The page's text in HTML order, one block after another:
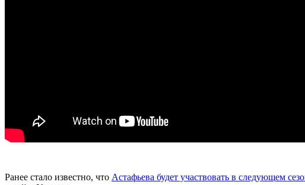
Ранее стало известно, что Астафьева будет участвовать в следующем